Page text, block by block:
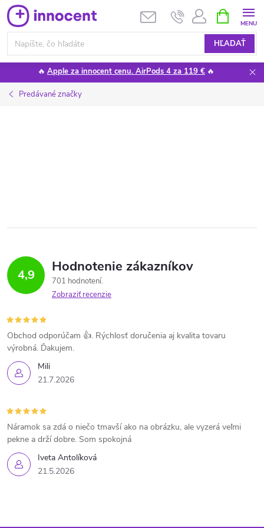
Prejsť
na
obsah
HĽADAŤ
KOŠÍK
🔥 Apple za innocent cenu. AirPods 4 za 119 € 🔥
Predávané značky
4,9 Hodnotenie zákazníkov
701 hodnotení
Zobraziť recenzie
Mili
21.7.2026
Obchod odporúčam 👍. Rýchlosť doručenia aj kvalita tovaru
výrobná. Ďakujem.
Iveta Antolíková
21.5.2026
Náramok sa zdá o niečo tmavší ako na obrázku, ale vyzerá veľmi
pekne a drží dobre. Som spokojná